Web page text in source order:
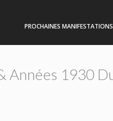
PROCHAINES
Années 1930